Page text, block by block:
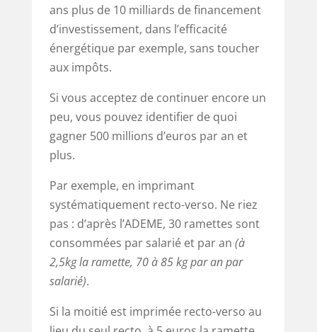
ans plus de 10 milliards de financement
d’investissement, dans l’efficacité
énergétique par exemple, sans toucher
aux impôts.
Si vous acceptez de continuer encore un
peu, vous pouvez identifier de quoi
gagner 500 millions d’euros par an et
plus.
Par exemple, en imprimant
systématiquement recto-verso. Ne riez
pas : d’après l’ADEME, 30 ramettes sont
consommées par salarié et par an (à
2,5kg la ramette, 70 à 85 kg par an par
salarié).
Si la moitié est imprimée recto-verso au